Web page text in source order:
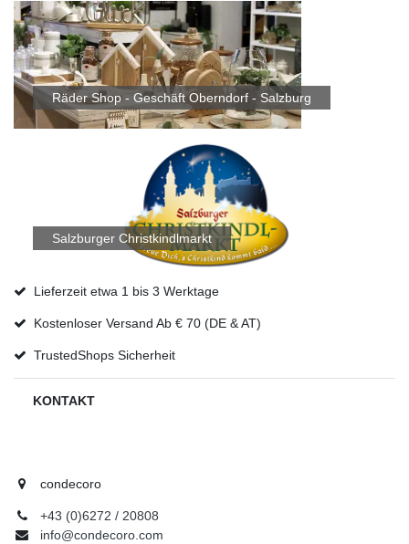
Räder Shop - Geschäft Oberndorf - Salzburg
Salzburger Christkindlmarkt
Lieferzeit etwa 1 bis 3 Werktage
Kostenloser Versand Ab € 70 (DE & AT)
TrustedShops Sicherheit
KONTAKT
condecoro
+43 (0)6272 / 20808
info@condecoro.com